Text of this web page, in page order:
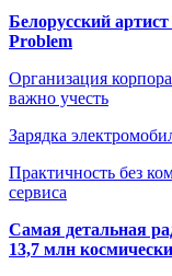
Белорусский
Problem
Организация
важно учесть
Зарядка
Практичность без
сервиса
Самая детальная
13,7 млн